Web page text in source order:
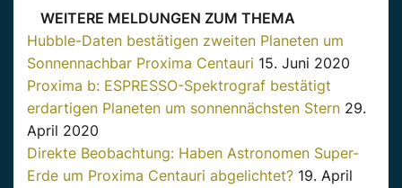
WEITERE MELDUNGEN ZUM THEMA
Hubble-Daten bestätigen zweiten Planeten um
Sonnennachbar Proxima Centauri 15. Juni 2020
Proxima b: ESPRESSO-Spektrograf bestätigt
erdartigen Planeten um sonnennächsten Stern 29.
April 2020
Direkte Beobachtung: Haben Astronomen Super-
Erde um Proxima Centauri abgelichtet? 19. April